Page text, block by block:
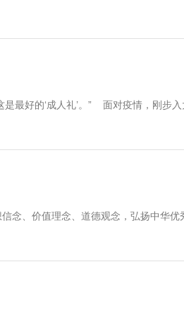
最好的‘成人礼’。” 面对疫情，刚步
、价值理念、道德观念，弘扬中华优